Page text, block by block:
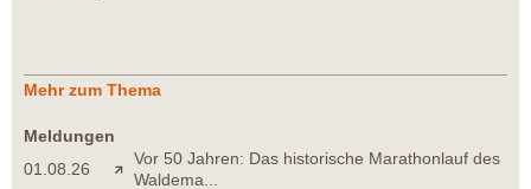
Mehr zum Thema
Meldungen
01.08.26
Vor 50 Jahren: Das historische Marathonlauf des
Waldema...